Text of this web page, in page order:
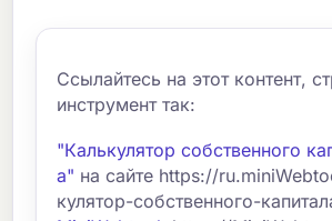
Ссылайтесь на этот контент,
инструмент так:
"Калькулятор собственного
а" на сайте https://
кулятор-собственного-